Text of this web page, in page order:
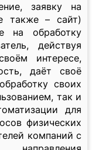
заявку на
также – сайт)
на обработку
действуя
интересе,
даёт своё
своих
так и
для
физических
компаний с